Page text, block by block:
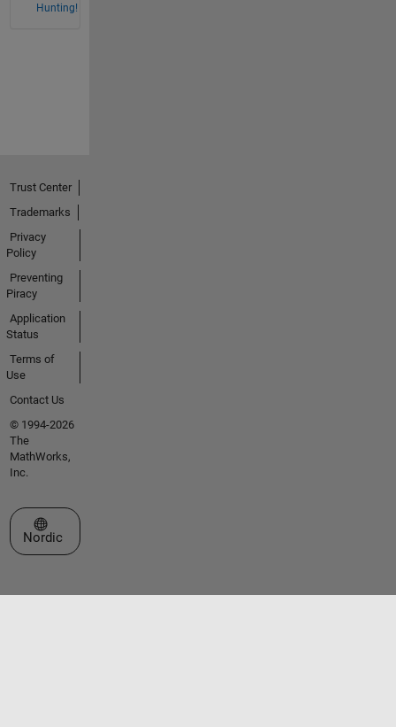
Hunting!
Trust Center
Trademarks
Privacy
Policy
Preventing
Piracy
Application
Status
Terms of
Use
Contact Us
© 1994-2026
The
MathWorks,
Inc.
Select a Web Site
Nordic